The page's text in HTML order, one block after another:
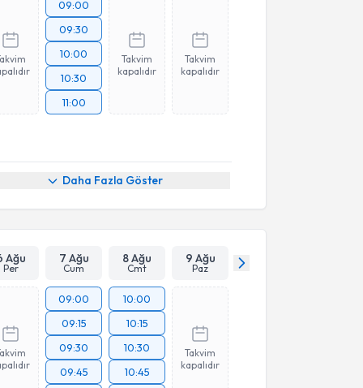
09:00
09:30
10:00
10:30
11:00
Takvim
kapalıdır
Takvim
kapalıdır
Daha Fazla Göster
Ağu
Per
7 Ağu
Cum
8 Ağu
Cmt
9 Ağu
Paz
09:00
09:15
09:30
09:45
10:00
10:15
10:30
10:45
Takvim
kapalıdır